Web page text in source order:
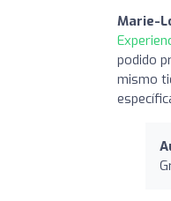
Marie-
podido
mismo